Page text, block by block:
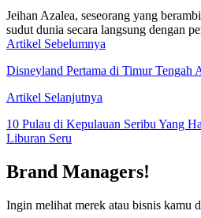
Jeihan Azalea, seseorang yang
sudut dunia secara langsung dengan
Artikel Sebelumnya
Disneyland Pertama di Timur
Artikel Selanjutnya
10 Pulau di Kepulauan Seribu Yang
Liburan Seru
Brand Managers!
Ingin melihat merek atau bisnis kamu